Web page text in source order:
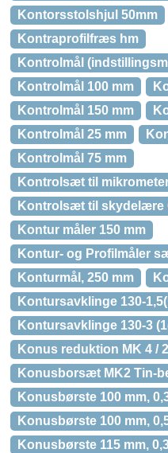
Kontorsstolshjul 50mm
Kontraprofilfræs hm
Kontrolmål
Kontrolmål 100 mm
Kontrolmål 150 mm
Kontrolmål 25 mm
Kontrolmål 75 mm
Kontrolsæt til
Kontrolsæt til skydelære
Kontur måler 150 mm
Kontur- og Profilmåler
Konturmål, 250 mm
Kontursavklinge 130-
Kontursavklinge 130-3
Konus reduktion MK 4 / 2
Konusborsæt MK2 Tin-
Konusbørste 100 mm,
Konusbørste 100 mm,
Konusbørste 115 mm,